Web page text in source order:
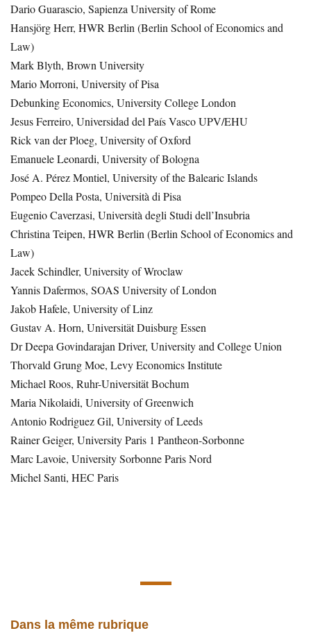
Dario Guarascio, Sapienza University of Rome
Hansjörg Herr, HWR Berlin (Berlin School of Economics and
Law)
Mark Blyth, Brown University
Mario Morroni, University of Pisa
Debunking Economics, University College London
Jesus Ferreiro, Universidad del País Vasco UPV/EHU
Rick van der Ploeg, University of Oxford
Emanuele Leonardi, University of Bologna
José A. Pérez Montiel, University of the Balearic Islands
Pompeo Della Posta, Università di Pisa
Eugenio Caverzasi, Università degli Studi dell’Insubria
Christina Teipen, HWR Berlin (Berlin School of Economics and
Law)
Jacek Schindler, University of Wroclaw
Yannis Dafermos, SOAS University of London
Jakob Hafele, University of Linz
Gustav A. Horn, Universität Duisburg Essen
Dr Deepa Govindarajan Driver, University and College Union
Thorvald Grung Moe, Levy Economics Institute
Michael Roos, Ruhr-Universität Bochum
Maria Nikolaidi, University of Greenwich
Antonio Rodriguez Gil, University of Leeds
Rainer Geiger, University Paris 1 Pantheon-Sorbonne
Marc Lavoie, University Sorbonne Paris Nord
Michel Santi, HEC Paris
Dans la même rubrique